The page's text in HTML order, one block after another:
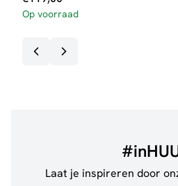
Op voorraad
Laat je inspireren door